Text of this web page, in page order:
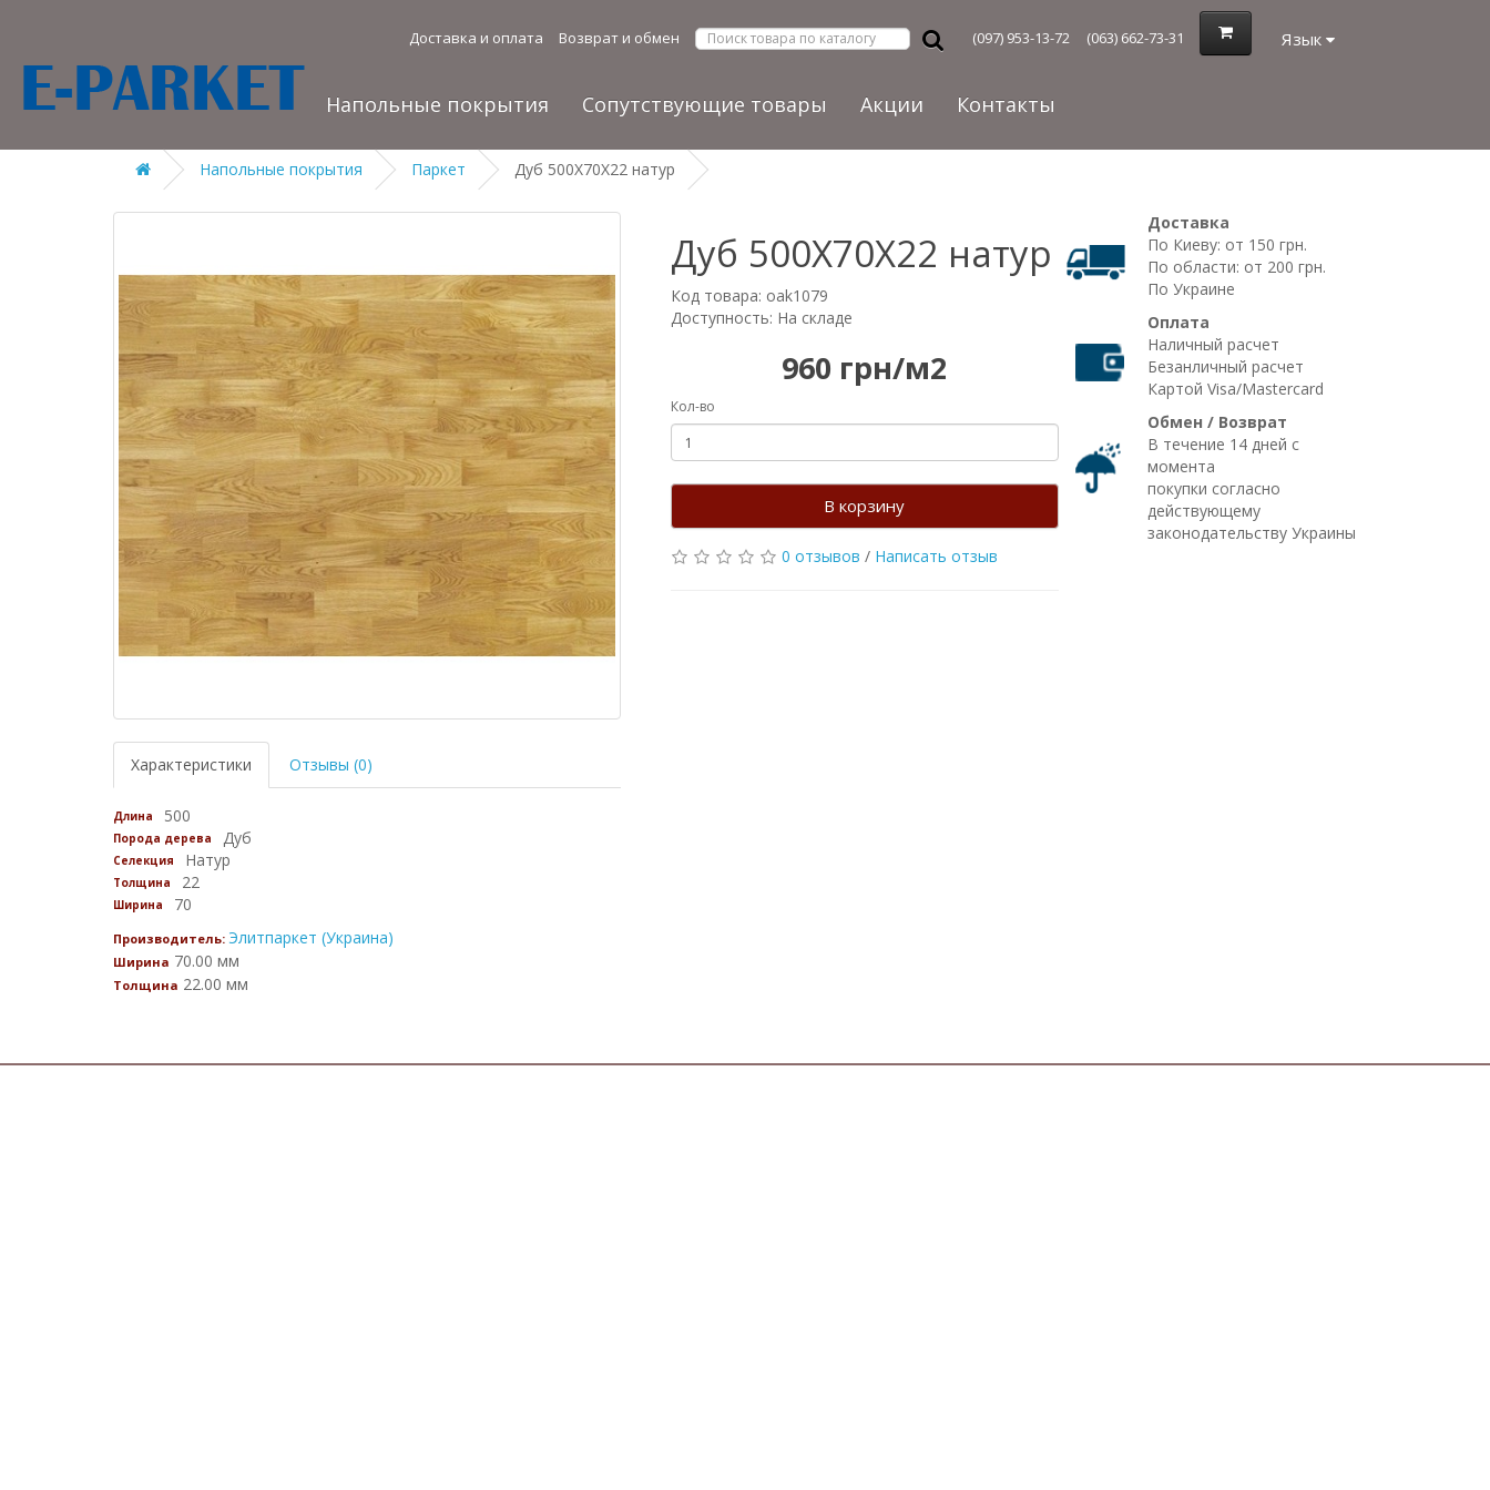
Доставка и оплата Возврат и обмен (097) 953-13-72 (063) 662-73-31 Язык
Напольные покрытия Сопутствующие товары Акции Контакты
Напольные покрытия Паркет Дуб 500Х70Х22 натур
Характеристики Отзывы (0)
Длина 500
Порода дерева Дуб
Селекция Натур
Толщина 22
Ширина 70
Производитель: Элитпаркет (Украина)
Ширина 70.00 мм
Толщина 22.00 мм
Дуб 500Х70Х22 натур
Код товара: oak1079
Доступность: На складе
960 грн/м2
Кол-во
В корзину
0 отзывов / Написать отзыв
Доставка
По Киеву: от 150 грн.
По области: от 200 грн.
По Украине
Оплата
Наличный расчет
Безанличный расчет
Картой Visa/Mastercard
Обмен / Возврат
В течение 14 дней с
момента
покупки согласно
действующему
законодательству Украины